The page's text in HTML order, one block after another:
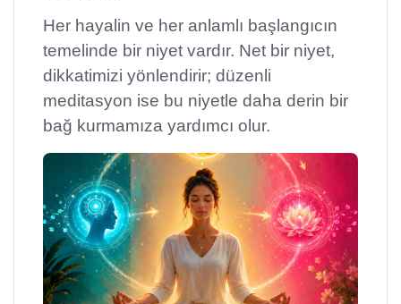
Her hayalin ve her anlamlı başlangıcın
temelinde bir niyet vardır. Net bir niyet,
dikkatimizi yönlendirir; düzenli
meditasyon ise bu niyetle daha derin bir
bağ kurmamıza yardımcı olur.